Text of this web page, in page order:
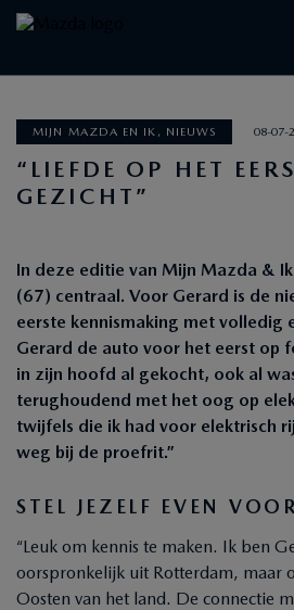
MIJN MAZDA EN IK, NIEUWS 08-07-
“LIEFDE OP HET
GEZICHT”
In deze editie van Mijn Mazda &
(67) centraal. Voor Gerard is de
eerste kennismaking met volledig
Gerard de auto voor het eerst op
in zijn hoofd al gekocht, ook al
terughoudend met het oog op
twijfels die ik had voor elektrisch
weg bij de proefrit.”
STEL JEZELF EVEN
“Leuk om kennis te maken. Ik ben
oorspronkelijk uit Rotterdam, maar
Oosten van het land. De connectie